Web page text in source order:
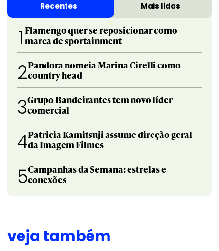
Recentes Mais lidas
1 Flamengo quer se reposicionar como
marca de sportainment
2Pandora nomeia Marina Cirelli como
country head
3Grupo Bandeirantes tem novo líder
comercial
4Patricia Kamitsuji assume direção geral
da Imagem Filmes
5Campanhas da Semana: estrelas e
conexões
veja também